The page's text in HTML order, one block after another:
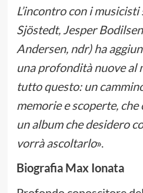
L’incontro con i
Sjöstedt, Jesper
Andersen, ndr) ha
una profondità nuove al
tutto questo: un
memorie e scoperte,
un album che desidero
vorrà ascoltarlo».
Biografia Max Ionata